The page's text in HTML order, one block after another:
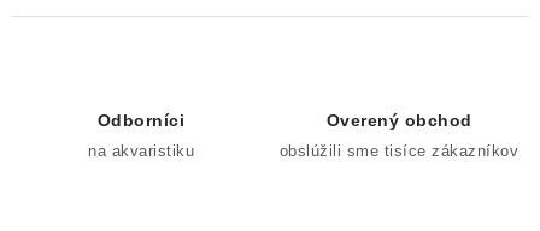
Odborníci
na akvaristiku
Overený obchod
obslúžili sme tisíce zákazníkov